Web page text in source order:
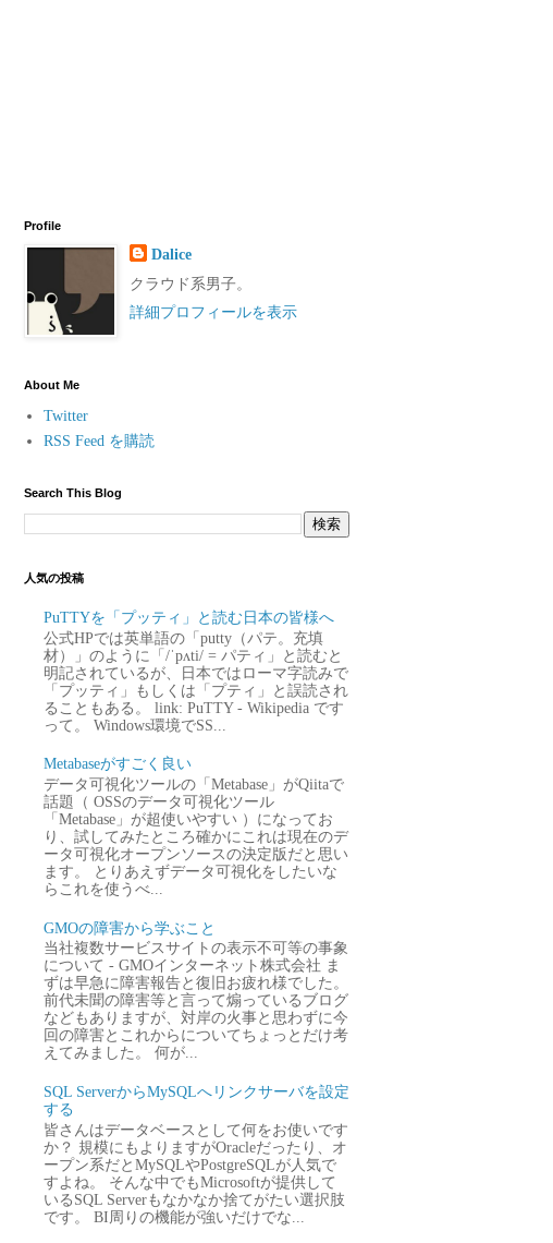
Profile
Dalice
クラウド系男子。
詳細プロフィールを表示
About Me
Twitter
RSS Feed を購読
Search This Blog
人気の投稿
PuTTYを「プッティ」と読む日本の皆様へ
公式HPでは英単語の「putty（パテ。充填
材）」のように「/ˈpʌti/ = パティ」と読むと
明記されているが、日本ではローマ字読みで
「プッティ」もしくは「プティ」と誤読され
ることもある。 link: PuTTY - Wikipedia です
って。 Windows環境でSS...
Metabaseがすごく良い
データ可視化ツールの「Metabase」がQiitaで
話題（ OSSのデータ可視化ツール
「Metabase」が超使いやすい ）になってお
り、試してみたところ確かにこれは現在のデ
ータ可視化オープンソースの決定版だと思い
ます。 とりあえずデータ可視化をしたいな
らこれを使うべ...
GMOの障害から学ぶこと
当社複数サービスサイトの表示不可等の事象
について - GMOインターネット株式会社 ま
ずは早急に障害報告と復旧お疲れ様でした。
前代未聞の障害等と言って煽っているブログ
などもありますが、対岸の火事と思わずに今
回の障害とこれからについてちょっとだけ考
えてみました。 何が...
SQL ServerからMySQLへリンクサーバを設定
する
皆さんはデータベースとして何をお使いです
か？ 規模にもよりますがOracleだったり、オ
ープン系だとMySQLやPostgreSQLが人気で
すよね。 そんな中でもMicrosoftが提供して
いるSQL Serverもなかなか捨てがたい選択肢
です。 BI周りの機能が強いだけでな...